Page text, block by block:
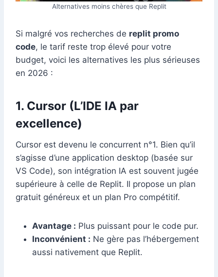
Alternatives moins chères que Replit
Si malgré vos recherches de replit promo
code, le tarif reste trop élevé pour votre
budget, voici les alternatives les plus sérieuses
en 2026 :
1. Cursor (L’IDE IA par
excellence)
Cursor est devenu le concurrent n°1. Bien qu’il
s’agisse d’une application desktop (basée sur
VS Code), son intégration IA est souvent jugée
supérieure à celle de Replit. Il propose un plan
gratuit généreux et un plan Pro compétitif.
Avantage : Plus puissant pour le code pur.
Inconvénient : Ne gère pas l’hébergement
aussi nativement que Replit.